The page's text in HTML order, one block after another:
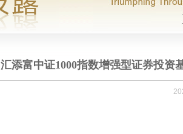
汇添富中证1000指数增强型证券投资